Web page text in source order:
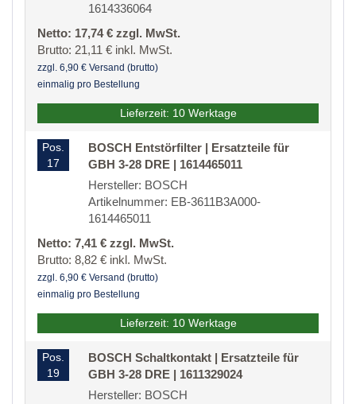
1614336064
Netto: 17,74 € zzgl. MwSt.
Brutto: 21,11 € inkl. MwSt.
zzgl. 6,90 € Versand (brutto)
einmalig pro Bestellung
Lieferzeit: 10 Werktage
Pos.
17
BOSCH Entstörfilter | Ersatzteile für
GBH 3-28 DRE | 1614465011
Hersteller: BOSCH
Artikelnummer: EB-3611B3A000-
1614465011
Netto: 7,41 € zzgl. MwSt.
Brutto: 8,82 € inkl. MwSt.
zzgl. 6,90 € Versand (brutto)
einmalig pro Bestellung
Lieferzeit: 10 Werktage
Pos.
19
BOSCH Schaltkontakt | Ersatzteile für
GBH 3-28 DRE | 1611329024
Hersteller: BOSCH